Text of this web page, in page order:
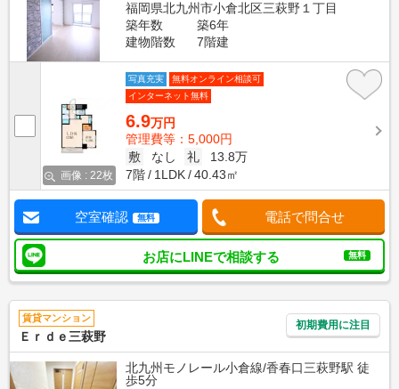
福岡県北九州市小倉北区三萩野１丁目
築年数
築6年
建物階数
7階建
画像 : 22枚
写真充実
無料オンライン相談可
インターネット無料
6.9万円
管理費等：5,000円
敷
なし 礼
13.8万
7階
1LDK 40.43㎡
空室確認 無料 電話で問合せ
お店にLINEで相談する 無料
賃貸マンション
Ｅｒｄｅ三萩野
初期費用に注目
北九州モノレール小倉線/香春口三萩野駅 徒
歩5分